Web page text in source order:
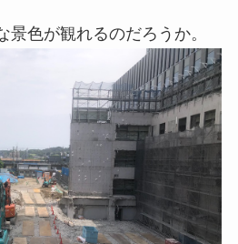
景色が観れるのだろうか。